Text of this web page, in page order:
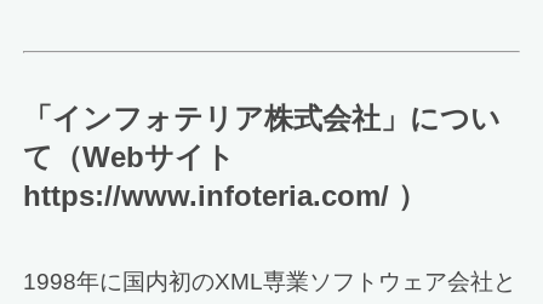
「インフォテリア株式会社」につい
て（Webサイト
https://www.infoteria.com/ ）
1998年に国内初のXML専業ソフトウェア会社と